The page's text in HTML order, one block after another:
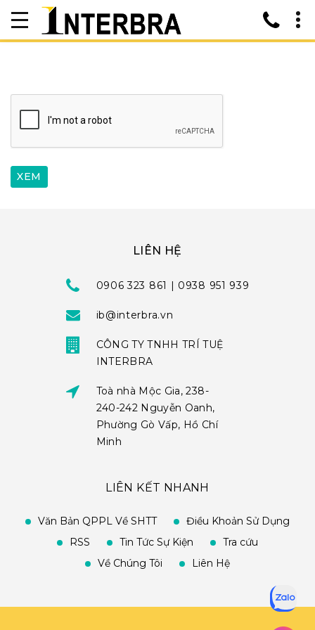
LIÊN HỆ
0906 323 861 | 0938 951 939
ib@interbra.vn
CÔNG TY TNHH TRÍ TUỆ
INTERBRA
Toà nhà Mộc Gia, 238-
240-242 Nguyễn Oanh,
Phường Gò Vấp, Hồ Chí
Minh
LIÊN KẾT NHANH
Văn Bản QPPL Về SHTT
Điều Khoản Sử Dụng
RSS
Tin Tức Sự Kiện
Tra cứu
Về Chúng Tôi
Liên Hệ